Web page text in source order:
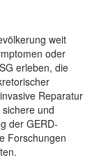
weit
oder
erleben, die
Reparatur
und
der GERD-
Forschungen